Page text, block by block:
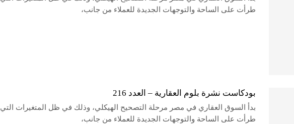
طرأت على الساحة والتوجهات الجديدة للعملاء من جانب،
بودكاست نشرة بلوم العقارية – العدد 216
بدأ السوق العقاري في مصر مرحلة التصحيح الهيكلي، وذلك في ظل المتغيرات التي
طرأت على الساحة والتوجهات الجديدة للعملاء من جانب،